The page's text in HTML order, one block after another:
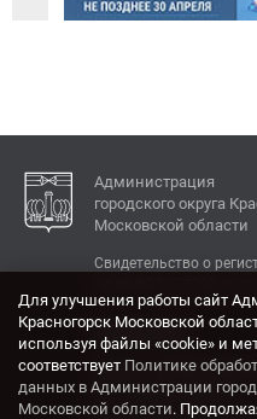
Администрация
городского округа
Московской области
Свидетельство о
КОНТАКТЫ
Адрес: 143404,
ул. Ленина, дом 4.
Для улучшения работы сайт
Красногорск Московской
используя файлы «cookie» и
соответствует Политике
данных в Администрации
Московской области.